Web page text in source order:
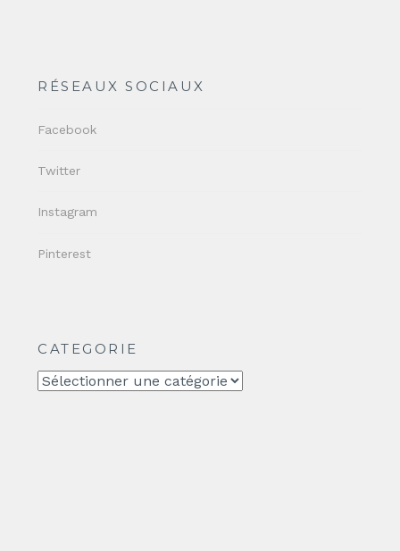
RÉSEAUX SOCIAUX
Facebook
Twitter
Instagram
Pinterest
CATEGORIE
CATEGORIE